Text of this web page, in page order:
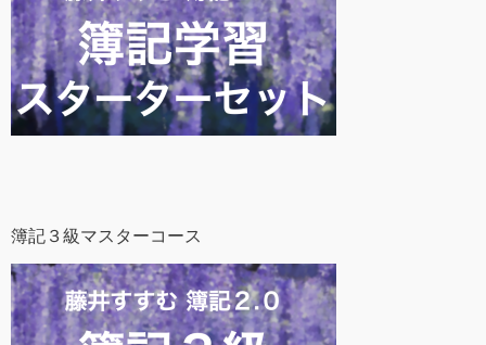
簿記３級マスターコース